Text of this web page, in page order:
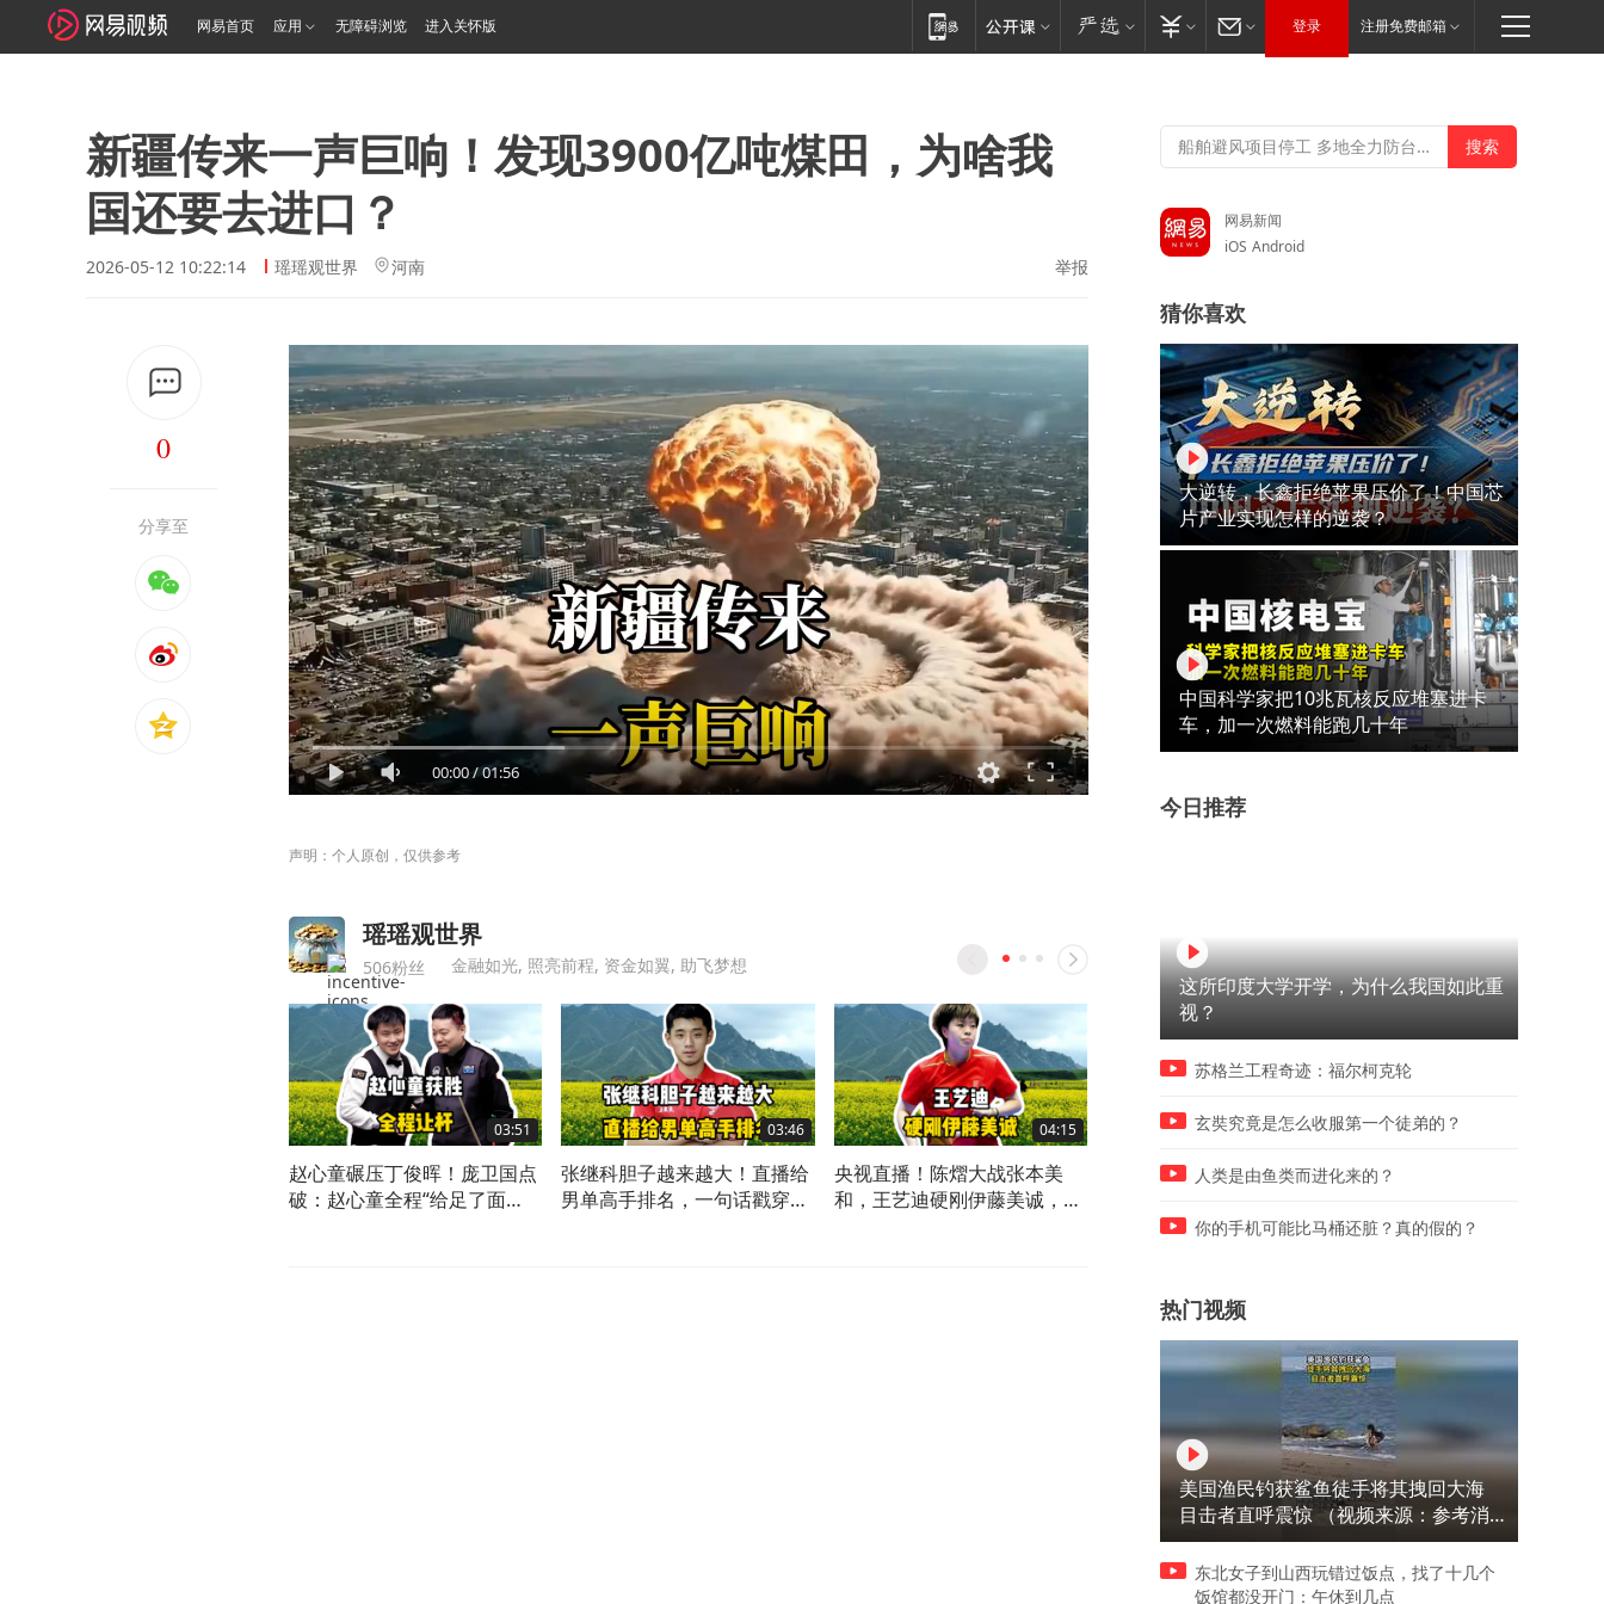
网易首页 应用 无障碍浏览 进入关怀版 登录 注册免费邮箱
新疆传来一声巨响！发现3900亿吨煤田，为啥我
国还要去进口？
2026-05-12 10:22:14 瑶瑶观世界 河南 举报
0
分享至
00:00/01:56
声明：个人原创，仅供参考
瑶瑶观世界
506粉丝 金融如光, 照亮前程, 资金如翼, 助飞梦想
03:51
赵心童碾压丁俊晖！庞卫国点
破：赵心童全程“给足了面
03:46
张继科胆子越来越大！直播给
男单高手排名，一句话戳穿王
04:15
央视直播！陈熠大战张本美
和，王艺迪硬刚伊藤美诚，陈
03:36
退还美国国籍，不惧美“挽
只为中国战
个人存款一旦超过100万，4
早点看懂
网易新闻
iOS Android
猜你喜欢
大逆转，长鑫拒绝苹果压价了！中国芯
片产业实现怎样的逆袭？
中国科学家把10兆瓦核反应堆塞进卡
车，加一次燃料能跑几十年
今日推荐
这所印度大学开学，为什么我国如此重
视？
苏格兰工程奇迹：福尔柯克轮
玄奘究竟是怎么收服第一个徒弟的？
人类是由鱼类而进化来的？
你的手机可能比马桶还脏？真的假的？
热门视频
美国渔民钓获鲨鱼徒手将其拽回大海
目击者直呼震惊 （视频来源：参考消
息）
东北女子到山西玩错过饭点，找了十几个
饭馆都没开门：午休到几点